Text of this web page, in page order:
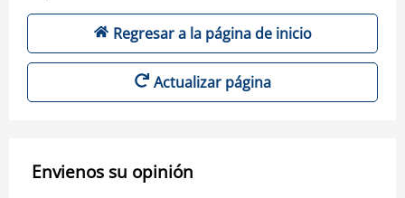
Regresar a la página de inicio
Actualizar página
Envienos su opinión